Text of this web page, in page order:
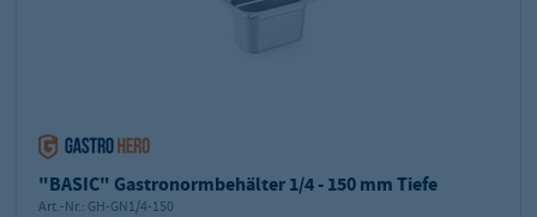
"BASIC" Gastronormbehälter 1/4 - 150 mm Tiefe
Art.-Nr.: GH-GN1/4-150